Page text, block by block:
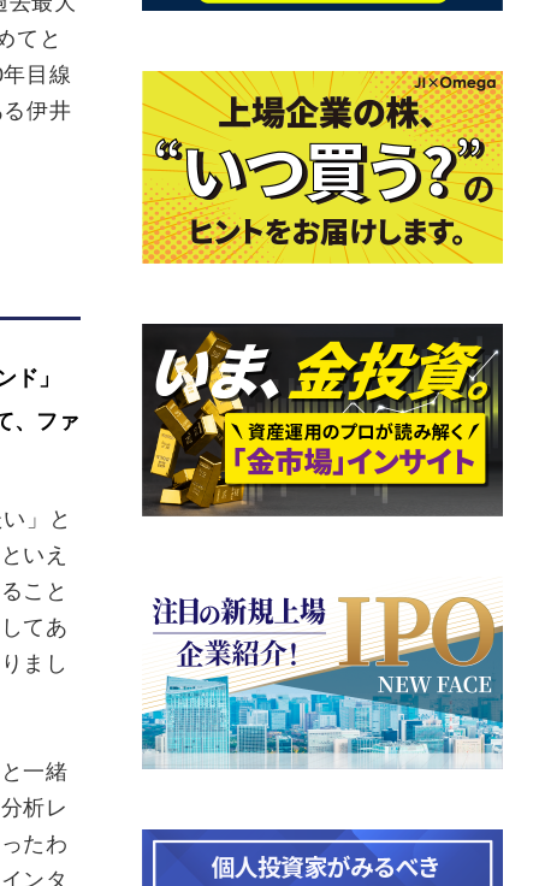
てと
目線
伊井
ド」
、ファ
」と
いえ
こと
てあ
まし
一緒
析レ
たわ
ンタ